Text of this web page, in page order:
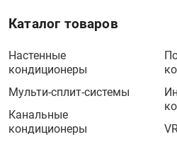
Каталог товаров
Настенные
кондиционеры
Мульти-сплит-системы
Канальные
кондиционеры